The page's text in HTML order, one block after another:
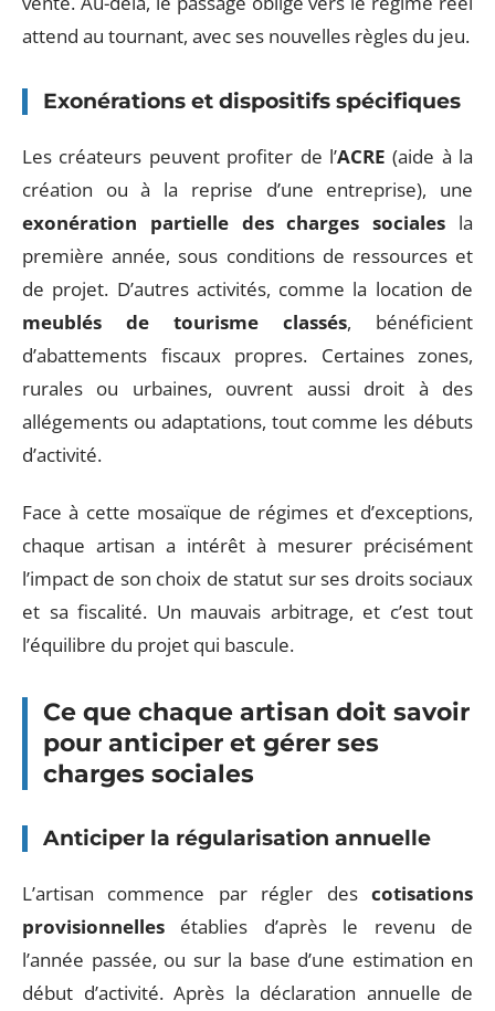
attend au tournant, avec ses nouvelles règles du jeu.
Exonérations et dispositifs spécifiques
Les créateurs peuvent profiter de l’ACRE (aide à la
création ou à la reprise d’une entreprise), une
exonération partielle des charges sociales la
première année, sous conditions de ressources et
de projet. D’autres activités, comme la location de
meublés de tourisme classés, bénéficient
d’abattements fiscaux propres. Certaines zones,
rurales ou urbaines, ouvrent aussi droit à des
allégements ou adaptations, tout comme les débuts
d’activité.
Face à cette mosaïque de régimes et d’exceptions,
chaque artisan a intérêt à mesurer précisément
l’impact de son choix de statut sur ses droits sociaux
et sa fiscalité. Un mauvais arbitrage, et c’est tout
l’équilibre du projet qui bascule.
Ce que chaque artisan doit savoir
pour anticiper et gérer ses
charges sociales
Anticiper la régularisation annuelle
L’artisan commence par régler des cotisations
provisionnelles établies d’après le revenu de
l’année passée, ou sur la base d’une estimation en
début d’activité. Après la déclaration annuelle de